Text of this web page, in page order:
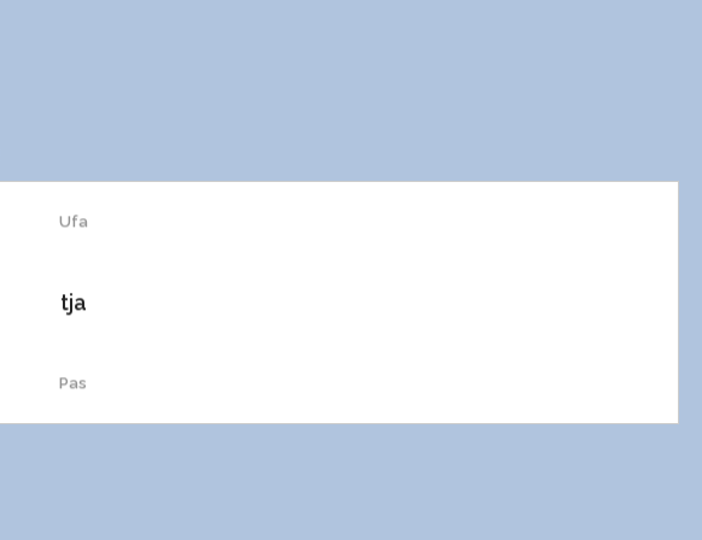
Ufa
tja
Pas